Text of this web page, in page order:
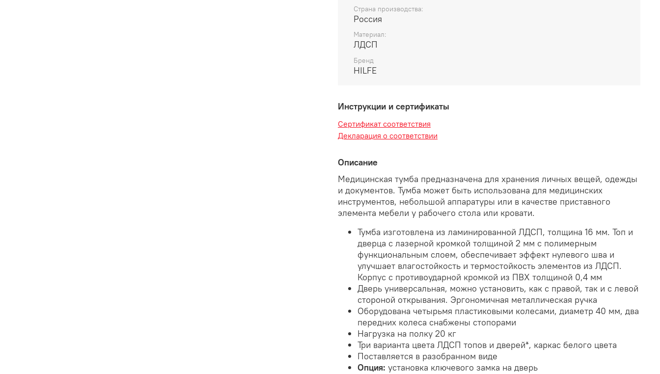
Страна производства:
Россия
Материал:
ЛДСП
Бренд
HILFE
Инструкции и сертификаты
Сертификат соответствия
Декларация о соответствии
Описание
Медицинская тумба предназначена для хранения личных вещей, одежды
и документов. Тумба может быть использована для медицинских
инструментов, небольшой аппаратуры или в качестве приставного
элемента мебели у рабочего стола или кровати.
Тумба изготовлена из ламинированной ЛДСП, толщина 16 мм. Топ и
дверца с лазерной кромкой толщиной 2 мм с полимерным
функциональным слоем, обеспечивает эффект нулевого шва и
улучшает влагостойкость и термостойкость элементов из ЛДСП.
Корпус с противоударной кромкой из ПВХ толщиной 0,4 мм
Дверь универсальная, можно установить, как с правой, так и с левой
стороной открывания. Эргономичная металлическая ручка
Оборудована четырьмя пластиковыми колесами, диаметр 40 мм, два
передних колеса снабжены стопорами
Нагрузка на полку 20 кг
Три варианта цвета ЛДСП топов и дверей*, каркас белого цвета
Поставляется в разобранном виде
Опция: установка ключевого замка на дверь